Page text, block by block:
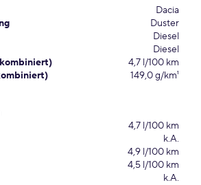
Dacia
Duster
Diesel
Diesel
4,7 l/100 km
149,0 g/km¹
4,7 l/100 km
k.A.
4,9 l/100 km
4,5 l/100 km
k.A.